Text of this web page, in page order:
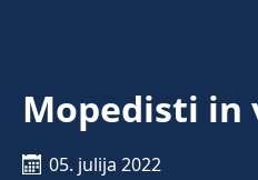
Mopedisti in
05. julija 2022